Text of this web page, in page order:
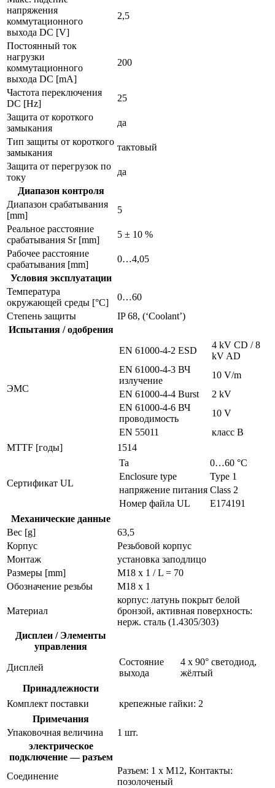
напряжения
коммутационного
выхода DC [V]
2,5
Постоянный ток
нагрузки
коммутационного
выхода DC [mA]
200
Частота переключения
DC [Hz]
25
Защита от короткого
замыкания
да
Тип защиты от короткого
замыкания
тактовый
Защита от перегрузок по
току
да
Диапазон контроля
Диапазон срабатывания
[mm]
5
Реальное расстояние
срабатывания Sr [mm]
5 ± 10 %
Рабочее расстояние
срабатывания [mm]
0…4,05
Условия эксплуатации
Температура
окружающей среды [°C]
0…60
Степень защиты
IP 68, (‘Coolant’)
Испытания / одобрения
ЭMC
EN 61000-4-2 ESD
4 kV CD / 8
kV AD
EN 61000-4-3 ВЧ
излучение
10 V/m
EN 61000-4-4 Burst
2 kV
EN 61000-4-6 ВЧ
проводимость
10 V
EN 55011
класс B
MTTF [годы]
1514
Сертификат UL
Ta
0…60 °C
Enclosure type
Type 1
напряжение питания Class 2
Номер файла UL
E174191
Механические данные
Вес [g]
63,5
Корпус
Резьбовой корпус
Монтаж
установка заподлицо
Размеры [mm]
M18 x 1 / L = 70
Обозначение резьбы
M18 x 1
Материал
корпус: латунь покрыт белой
бронзой, активная поверхность:
нерж. сталь (1.4305/303)
Дисплеи / Элементы
управления
Дисплей
Состояние
выхода
4 x 90° светодиод,
жёлтый
Принадлежности
Комплект поставки
крепежные гайки: 2
Примечания
Упаковочная величина
1 шт.
электрическое
подключение — разъем
Соединение
Разъем: 1 x M12, Контакты:
позолоченый